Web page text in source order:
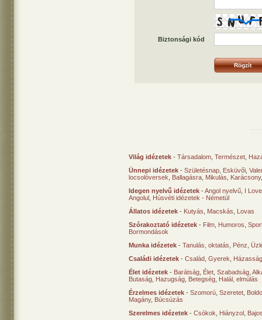
Biztonsági kód
Világ idézetek - Társadalom Természet
Ünnepi idézetek - Születésnap Esküvői
locsolóversek
Ballagásra Mikulás Karácsony
Idegen nyelvű idézetek -Angol nyelvű I
Angolul Húsvéti idézetek - Németül
Állatos idézetek - Kutyás Macskás
Lovas
Szórakoztató idézetek - Film Humoros
Bormondások
Munka idézetek - Tanulás, oktatás Pénz
Családi idézetek - Család Gyerek
Élet idézetek - Barátság Élet Szabadság
Butaság Hazugság Betegség Halál, elmúlás
Érzelmes idézetek - Szomorú Szeretet
Magány, Búcsúzás
Szerelmes idézetek - Csókok Hiányzol